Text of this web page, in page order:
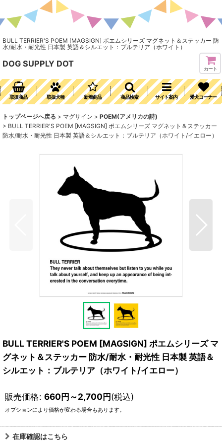
BULL TERRIER'S POEM [MAGSIGN] ポエムシリーズ マグネット＆ステッカー 防
水/耐水・耐光性 日本製 英語＆シルエット：ブルテリア（ホワイト）
DOG SUPPLY DOT
カート
取扱商品 取扱犬種 新着商品 商品検索 サイト案内 愛犬コーナー
トップページへ戻る > マグサイン > POEM(アメリカの詩)
> BULL TERRIER'S POEM [MAGSIGN] ポエムシリーズ マグネット＆ステッカー
防水/耐水・耐光性 日本製 英語＆シルエット：ブルテリア（ホワイト/イエロー）
BULL TERRIER'S POEM [MAGSIGN] ポエムシリーズ マ
グネット＆ステッカー 防水/耐水・耐光性 日本製 英語＆
シルエット：ブルテリア（ホワイト/イエロー）
販売価格: 660円～2,700円(税込)
オプションにより価格が変わる場合もあります。
在庫確認はこちら